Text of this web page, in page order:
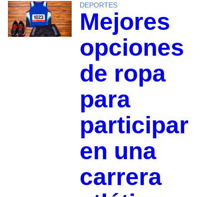
DEPORTES
Mejores
opciones
de ropa
para
participar
en una
carrera